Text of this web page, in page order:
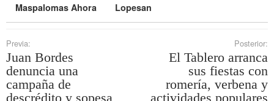
Maspalomas Ahora Lopesan
Previa:
Juan Bordes
denuncia una
campaña de
descrédito y sopesa
Posterior:
El Tablero arranca
sus fiestas con
romería, verbena y
actividades populares